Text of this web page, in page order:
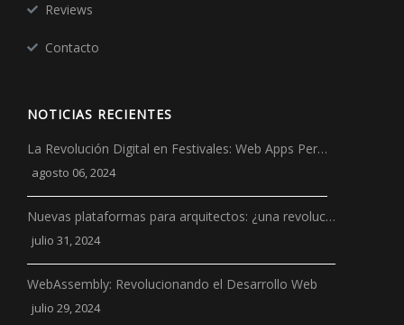
Reviews
Contacto
NOTICIAS RECIENTES
La Revolución Digital en Festivales: Web Apps Per…
agosto 06, 2024
Nuevas plataformas para arquitectos: ¿una revoluc…
julio 31, 2024
WebAssembly: Revolucionando el Desarrollo Web
julio 29, 2024